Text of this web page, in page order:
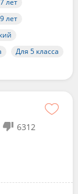
лет
лет
Для 5 класса
6312